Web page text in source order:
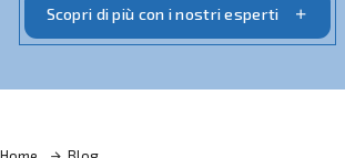
movimenti dannosi.